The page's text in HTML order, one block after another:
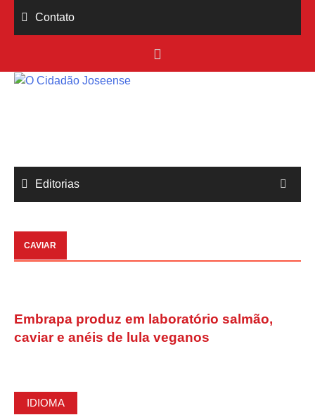
Contato
Editorias
CAVIAR
Embrapa produz em laboratório salmão,
caviar e anéis de lula veganos
IDIOMA